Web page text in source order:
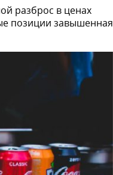
разброс в ценах
позиции завышенная